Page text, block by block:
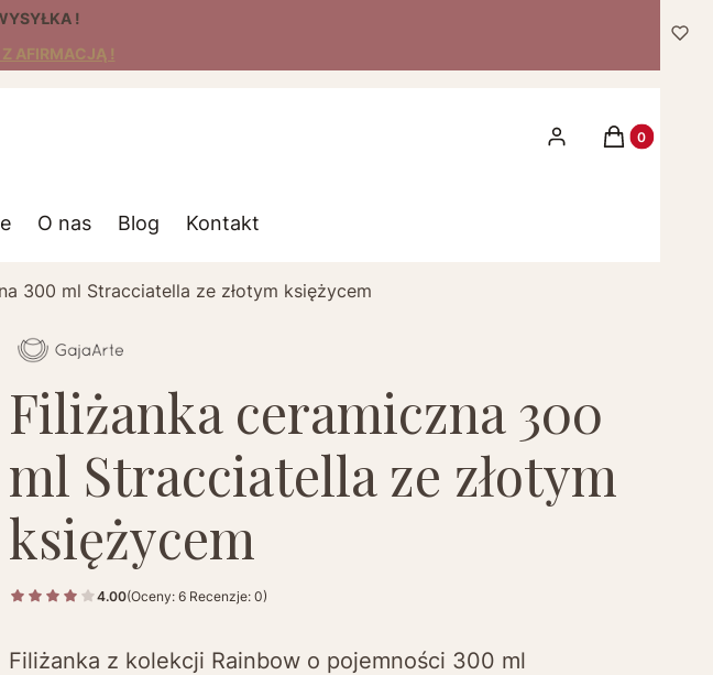
!
AFIRMACJĄ !
Zaloguj sięProdukty w
Koszyk
O nas Blog Kontakt
300 ml Stracciatella ze złotym księżycem
Filiżanka ceramiczna 300
ml Stracciatella ze złotym
księżycem
4.00(Oceny: 6 Recenzje: 0)
Filiżanka z kolekcji Rainbow o pojemności 300 ml